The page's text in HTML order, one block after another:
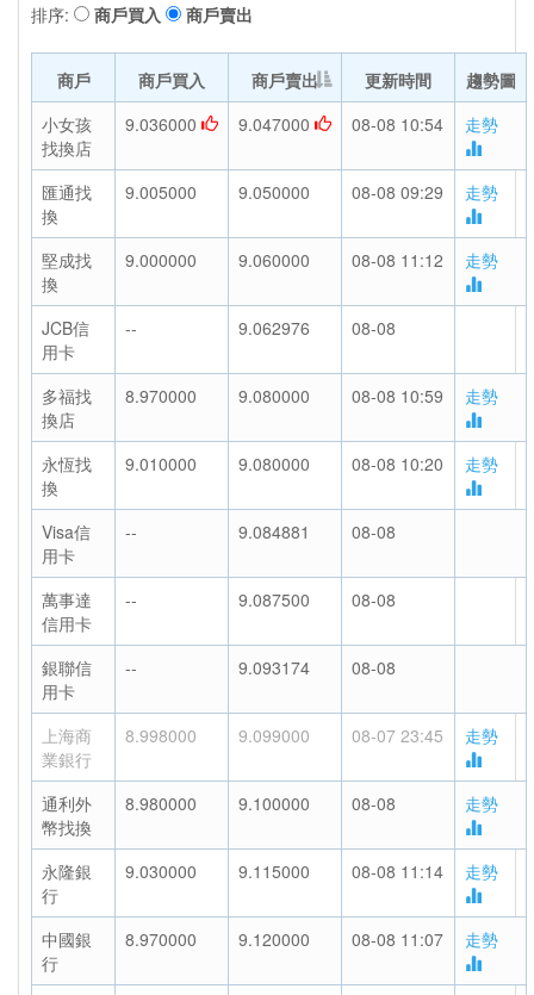
排序: 商戶買入 商戶賣出
商戶 商戶買入 商戶賣出 更新時間
趨勢圖
小女孩
找換店
9.036000 9.047000 08-08 10:54 走勢
匯通找
換
9.005000 9.050000 08-08 09:29 走勢
堅成找
換
9.000000 9.060000 08-08 11:12 走勢
JCB信
用卡
-- 9.062976 08-08
多福找
換店
8.970000 9.080000 08-08 10:59 走勢
永恆找
換
9.010000 9.080000 08-08 10:20 走勢
Visa信
用卡
-- 9.084881 08-08
萬事達
信用卡
-- 9.087500 08-08
銀聯信
用卡
-- 9.093174 08-08
上海商
業銀行
8.998000 9.099000 08-07 23:45 走勢
通利外
幣找換
8.980000 9.100000 08-08 走勢
永隆銀
行
9.030000 9.115000 08-08 11:14 走勢
中國銀
行
8.970000 9.120000 08-08 11:07 走勢